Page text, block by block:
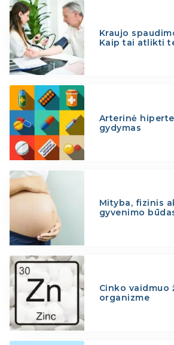
Kraujo
Kaip tai atlikti
Arterinė
gydymas
Mityba, fizinis
gyvenimo
Cinko vaidmuo
organizme